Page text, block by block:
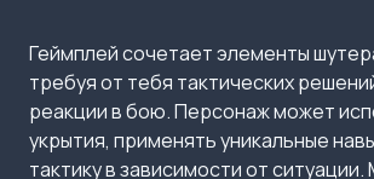
Геймплей сочетает элементы
требуя от тебя тактических
реакции в бою. Персонаж может
укрытия, применять уникальные
тактику в зависимости от ситуации.